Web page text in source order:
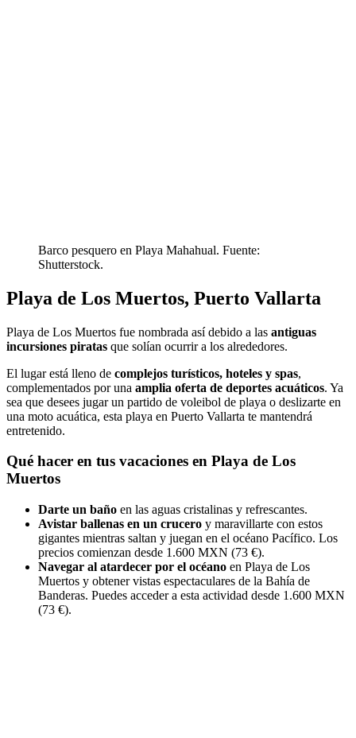
Barco pesquero en Playa Mahahual. Fuente:
Shutterstock.
Playa de Los Muertos, Puerto Vallarta
Playa de Los Muertos fue nombrada así debido a las antiguas
incursiones piratas que solían ocurrir a los alrededores.
El lugar está lleno de complejos turísticos, hoteles y spas,
complementados por una amplia oferta de deportes acuáticos. Ya
sea que desees jugar un partido de voleibol de playa o deslizarte en
una moto acuática, esta playa en Puerto Vallarta te mantendrá
entretenido.
Qué hacer en tus vacaciones en Playa de Los
Muertos
Darte un baño en las aguas cristalinas y refrescantes.
Avistar ballenas en un crucero y maravillarte con estos
gigantes mientras saltan y juegan en el océano Pacífico. Los
precios comienzan desde 1.600 MXN (73 €).
Navegar al atardecer por el océano en Playa de Los
Muertos y obtener vistas espectaculares de la Bahía de
Banderas. Puedes acceder a esta actividad desde 1.600 MXN
(73 €).